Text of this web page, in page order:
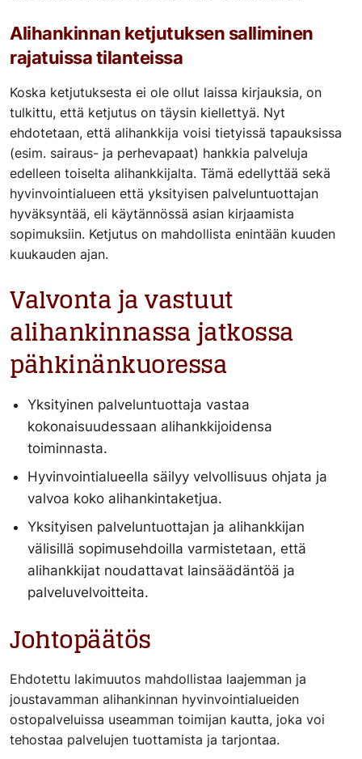
Alihankinnan ketjutuksen salliminen
rajatuissa tilanteissa
Koska ketjutuksesta ei ole ollut laissa kirjauksia, on
tulkittu, että ketjutus on täysin kiellettyä. Nyt
ehdotetaan, että alihankkija voisi tietyissä tapauksissa
(esim. sairaus- ja perhevapaat) hankkia palveluja
edelleen toiselta alihankkijalta. Tämä edellyttää sekä
hyvinvointialueen että yksityisen palveluntuottajan
hyväksyntää, eli käytännössä asian kirjaamista
sopimuksiin. Ketjutus on mahdollista enintään kuuden
kuukauden ajan.
Valvonta ja vastuut
alihankinnassa jatkossa
pähkinänkuoressa
Yksityinen palveluntuottaja vastaa
kokonaisuudessaan alihankkijoidensa
toiminnasta.
Hyvinvointialueella säilyy velvollisuus ohjata ja
valvoa koko alihankintaketjua.
Yksityisen palveluntuottajan ja alihankkijan
välisillä sopimusehdoilla varmistetaan, että
alihankkijat noudattavat lainsäädäntöä ja
palveluvelvoitteita.
Johtopäätös
Ehdotettu lakimuutos mahdollistaa laajemman ja
joustavamman alihankinnan hyvinvointialueiden
ostopalveluissa useamman toimijan kautta, joka voi
tehostaa palvelujen tuottamista ja tarjontaa.